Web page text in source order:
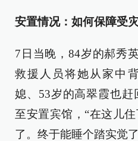
安置情况：如何保障受
7日当晚，84岁的郝秀
救援人员将她从家中
媳、53岁的高翠霞也
至安置宾馆，“在这儿
了。终于能睡个踏实觉